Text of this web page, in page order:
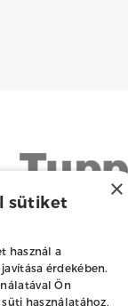
×
sütiket
használ a
érdekében.
Ön
süti használatához,